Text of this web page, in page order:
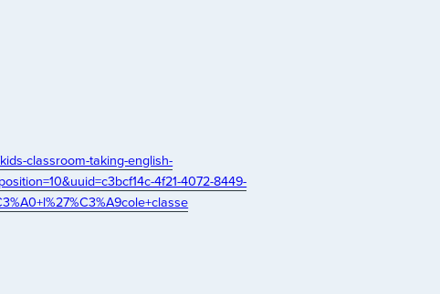
classroom-taking-english-
4f21-4072-8449-